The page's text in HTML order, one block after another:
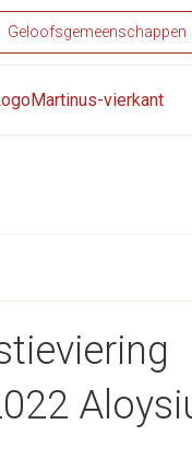
Geloofsgemeenschappen